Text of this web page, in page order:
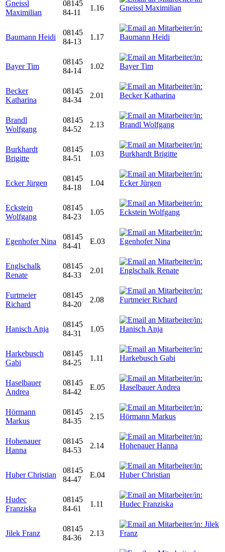
Gneissl
Maximilian
08145
84-11
1.16
Baumann Heidi
08145
84-13
1.17
Bayer Tim
08145
84-14
1.02
Becker
Katharina
08145
84-34
2.01
Brandl
Wolfgang
08145
84-52
2.13
Burkhardt
Brigitte
08145
84-51
1.03
Ecker Jürgen
08145
84-18
1.04
Eckstein
Wolfgang
08145
84-23
1.05
Egenhofer Nina
08145
84-41
E.03
Englschalk
Renate
08145
84-33
2.01
Furtmeier
Richard
08145
84-20
2.08
Hanisch Anja
08145
84-31
1.05
Harkebusch
Gabi
08145
84-25
1.11
Haselbauer
Andrea
08145
84-42
E.05
Hörmann
Markus
08145
84-35
2.15
Hohenauer
Hanna
08145
84-53
2.14
Huber Christian
08145
84-47
E.04
Hudec
Franziska
08145
84-61
1.11
Jilek Franz
08145
84-36
2.13